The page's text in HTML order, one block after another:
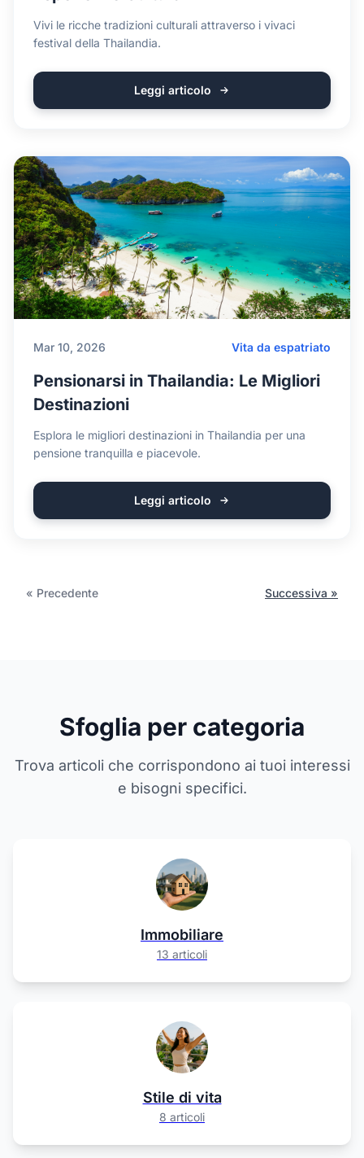
Vivi le ricche tradizioni culturali attraverso i vivaci
festival della Thailandia.
Leggi articolo
Mar 10, 2026 Vita da espatriato
Pensionarsi in Thailandia: Le Migliori
Destinazioni
Esplora le migliori destinazioni in Thailandia per una
pensione tranquilla e piacevole.
Leggi articolo
« Precedente Successiva »
Sfoglia per categoria
Trova articoli che corrispondono ai tuoi interessi
e bisogni specifici.
Immobiliare
13 articoli
Stile di vita
8 articoli